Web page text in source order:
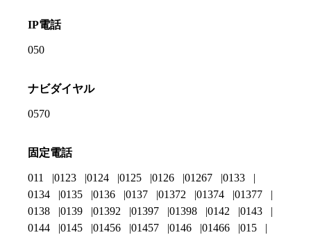
IP電話
050
ナビダイヤル
0570
固定電話
011 0123 0124 0125 0126 01267
0133
0134
0135 0136 0137 01372 01374
01377
0138
0139 01392 01397 01398 0142
0143
0144
0145 01456 01457 0146 01466
015